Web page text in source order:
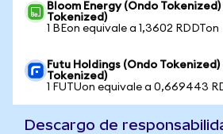
Bloom Energy (Ondo
Tokenized)
1 BEon equivale a 1,3602 RDDTon
Futu Holdings (Ondo
Tokenized)
1 FUTUon equivale a 0,669443
Descargo de